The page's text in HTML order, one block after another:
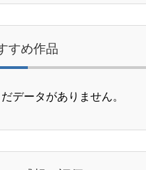
すめ作品
だデータがありません。